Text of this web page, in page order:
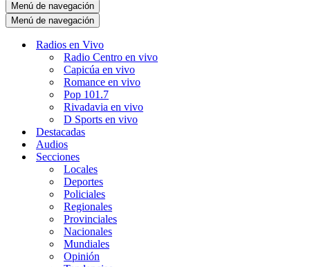
Menú de navegación
Menú de navegación
Radios en Vivo
Radio Centro en vivo
Capicúa en vivo
Romance en vivo
Pop 101.7
Rivadavia en vivo
D Sports en vivo
Destacadas
Audios
Secciones
Locales
Deportes
Policiales
Regionales
Provinciales
Nacionales
Mundiales
Opinión